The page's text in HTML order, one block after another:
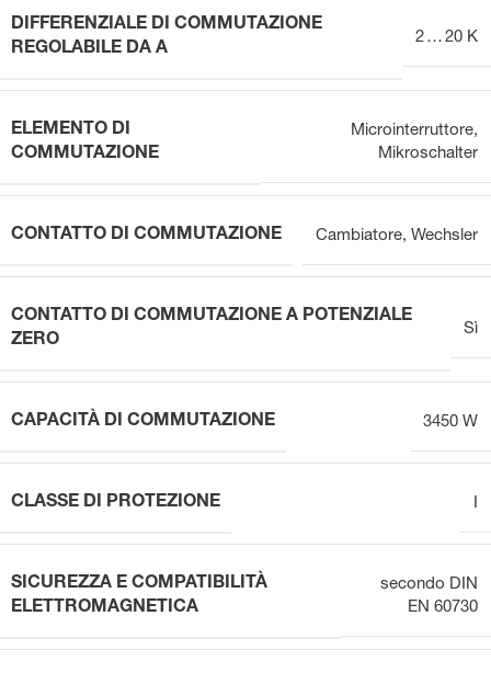
DIFFERENZIALE DI COMMUTAZIONE
REGOLABILE DA A
2 … 20 K
ELEMENTO DI
COMMUTAZIONE
Microinterruttore,
Mikroschalter
CONTATTO DI COMMUTAZIONE Cambiatore, Wechsler
CONTATTO DI COMMUTAZIONE A POTENZIALE
ZERO
Sì
CAPACITÀ DI COMMUTAZIONE 3450 W
CLASSE DI PROTEZIONE
SICUREZZA E COMPATIBILITÀ
ELETTROMAGNETICA
secondo DIN
EN 60730